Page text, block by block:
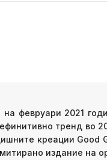
на февруари 2021
тренд во
креации Good
издание на